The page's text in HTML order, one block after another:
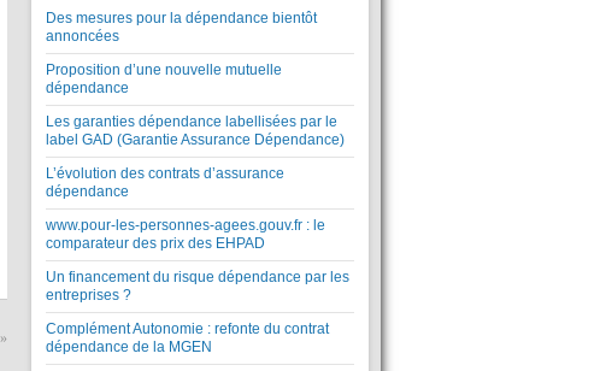
»
Des mesures pour la dépendance bientôt
annoncées
Proposition d’une nouvelle mutuelle
dépendance
Les garanties dépendance labellisées par le
label GAD (Garantie Assurance Dépendance)
L’évolution des contrats d’assurance
dépendance
www.pour-les-personnes-agees.gouv.fr : le
comparateur des prix des EHPAD
Un financement du risque dépendance par les
entreprises ?
Complément Autonomie : refonte du contrat
dépendance de la MGEN